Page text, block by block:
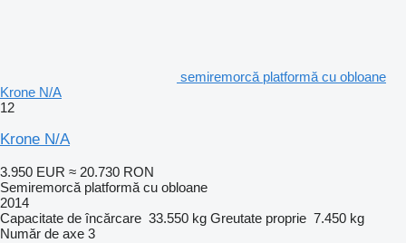
semiremorcă platformă cu obloane
Krone N/A
12
Krone N/A
3.950 EUR ≈ 20.730 RON
Semiremorcă platformă cu obloane
2014
Capacitate de încărcare 33.550 kg Greutate proprie 7.450 kg
Număr de axe 3